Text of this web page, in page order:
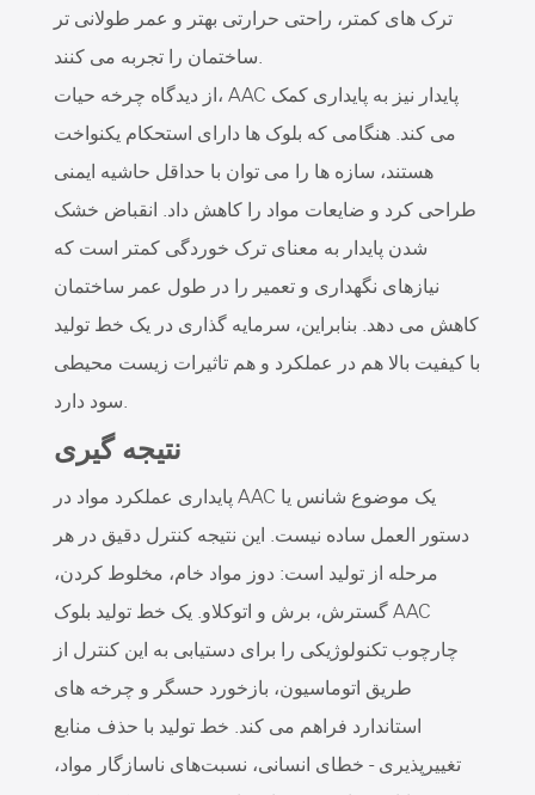
ترک های کمتر، راحتی حرارتی بهتر و عمر طولانی تر
ساختمان را تجربه می کنند.
از دیدگاه چرخه حیات، AAC پایدار نیز به پایداری کمک
می کند. هنگامی که بلوک ها دارای استحکام یکنواخت
هستند، سازه ها را می توان با حداقل حاشیه ایمنی
طراحی کرد و ضایعات مواد را کاهش داد. انقباض خشک
شدن پایدار به معنای ترک خوردگی کمتر است که
نیازهای نگهداری و تعمیر را در طول عمر ساختمان
کاهش می دهد. بنابراین، سرمایه گذاری در یک خط تولید
با کیفیت بالا هم در عملکرد و هم تاثیرات زیست محیطی
سود دارد.
نتیجه گیری
پایداری عملکرد مواد در AAC یک موضوع شانس یا
دستور العمل ساده نیست. این نتیجه کنترل دقیق در هر
مرحله از تولید است: دوز مواد خام، مخلوط کردن،
گسترش، برش و اتوکلاو. یک خط تولید بلوک AAC
چارچوب تکنولوژیکی را برای دستیابی به این کنترل از
طریق اتوماسیون، بازخورد حسگر و چرخه های
استاندارد فراهم می کند. خط تولید با حذف منابع
تغییرپذیری - خطای انسانی، نسبت‌های ناسازگار مواد،